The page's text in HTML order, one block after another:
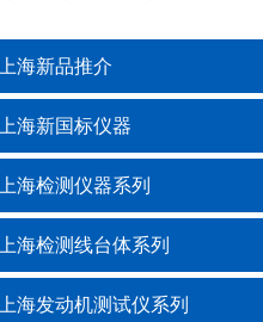
上海新品推介
上海新国标仪器
上海检测仪器系列
上海检测线台体系列
上海发动机测试仪系列